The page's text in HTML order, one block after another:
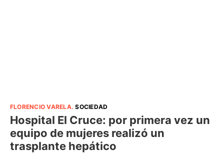
FLORENCIO VARELA.SOCIEDAD
Hospital El Cruce: por primera vez un
equipo de mujeres realizó un
trasplante hepático